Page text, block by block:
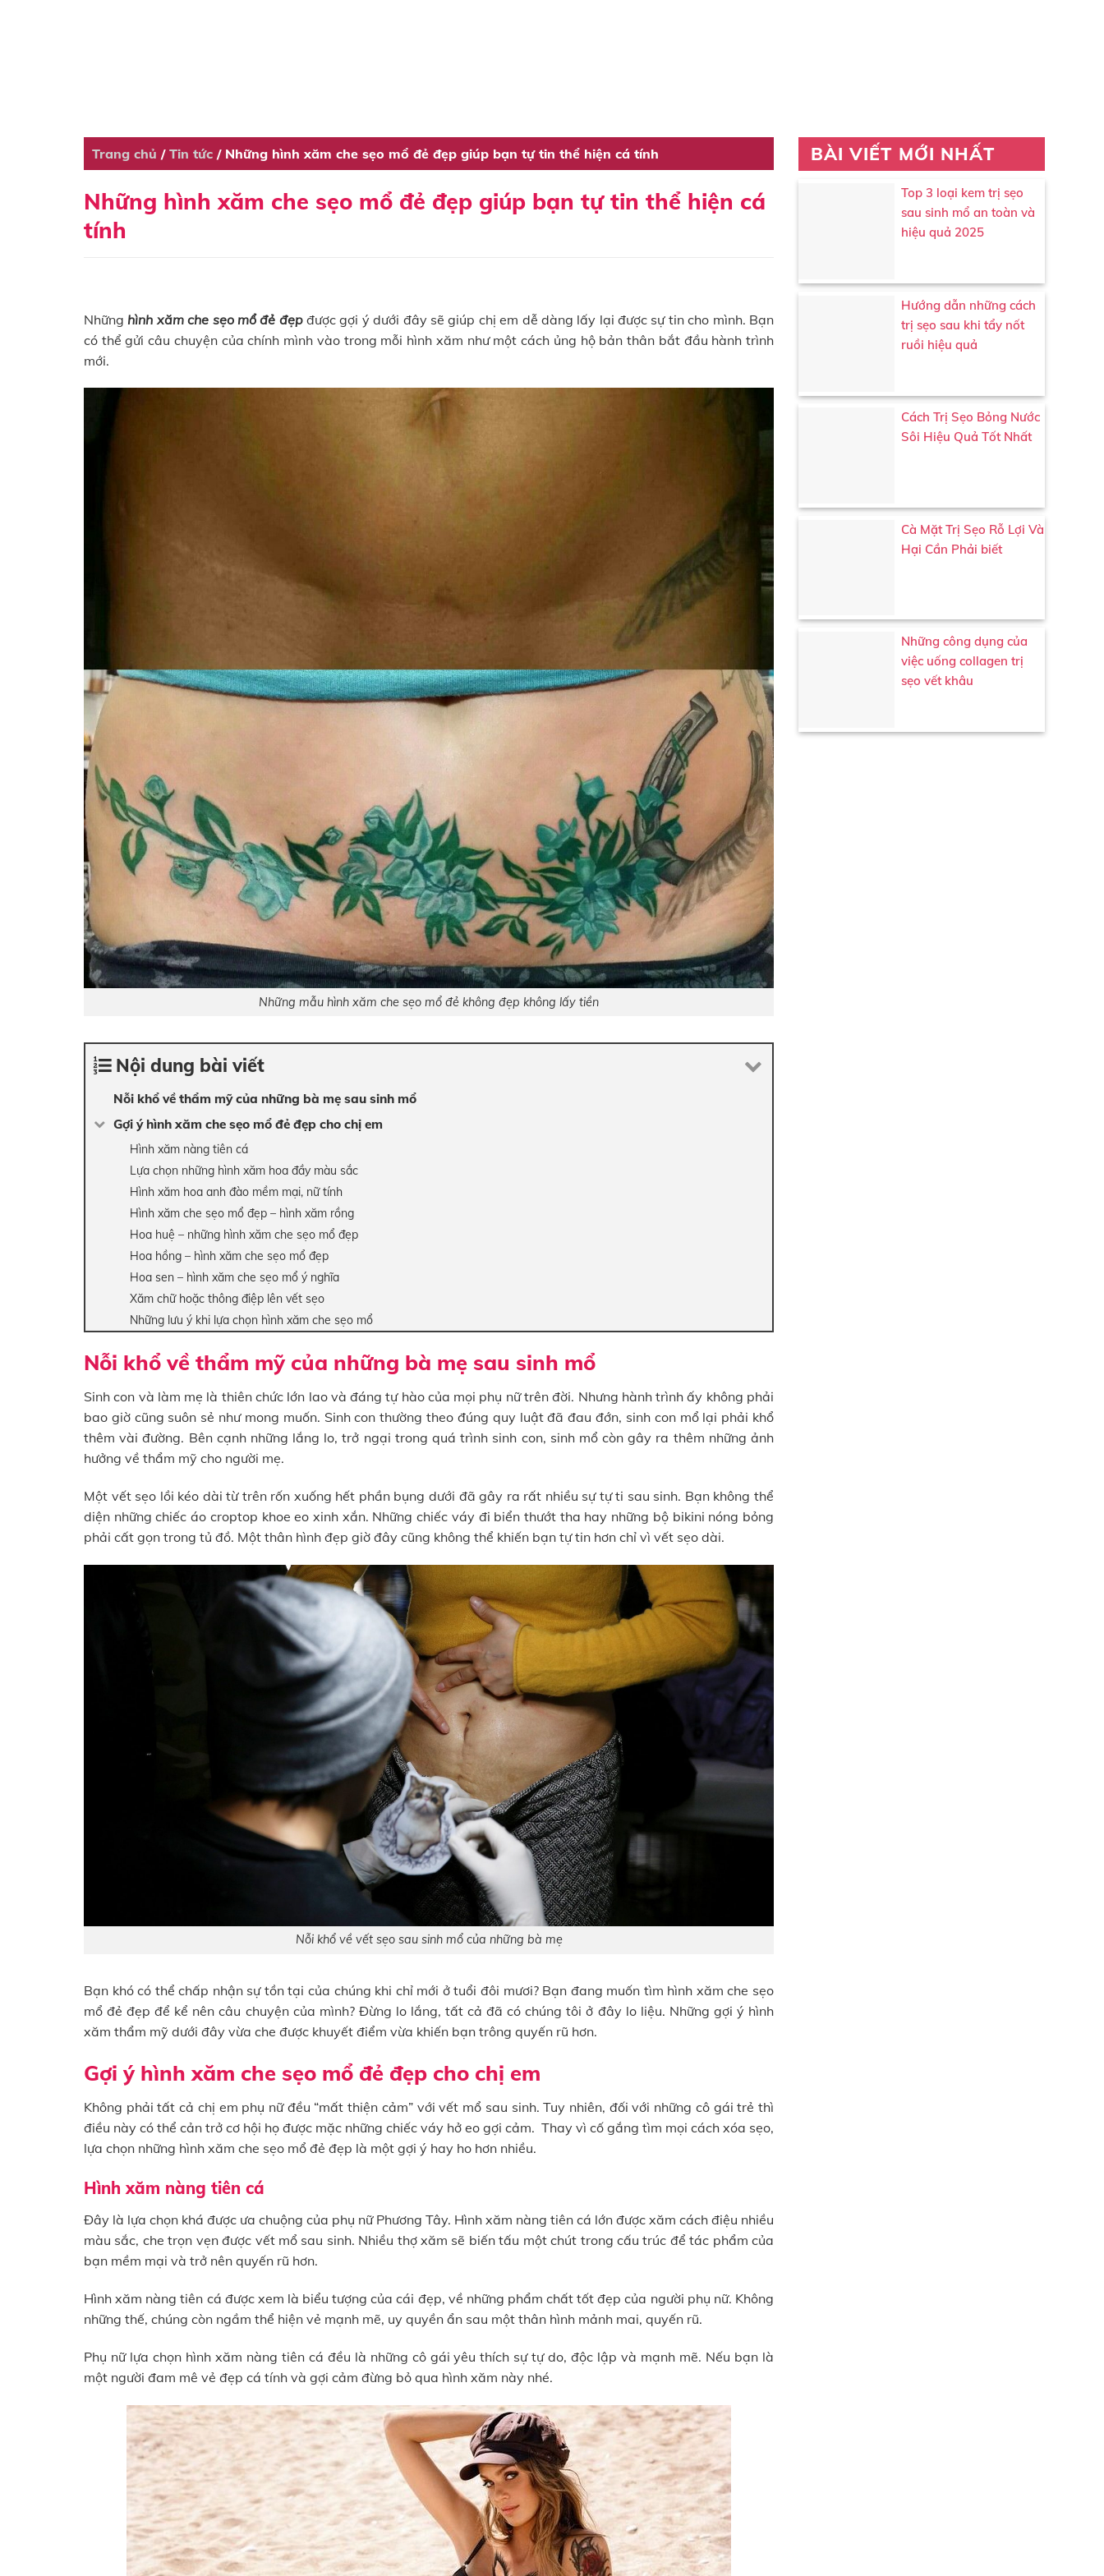
Trang chủ / Tin tức / Những hình xăm che sẹo mổ đẻ đẹp giúp bạn tự tin thể hiện cá tính
Những hình xăm che sẹo mổ đẻ đẹp giúp bạn tự tin thể hiện cá
tính
Những hình xăm che sẹo mổ đẻ đẹpđược gợi ý dưới đây sẽ giúp chị em dễ dàng lấy lại được sự tin cho mình. Bạn
có thể gửi câu chuyện của chính mình vào trong mỗi hình xăm như một cách ủng hộ bản thân bắt đầu hành trình
mới.
Những mẫu hình xăm che sẹo mổ đẻ không đẹp không lấy tiền
Nội dung bài viết
Nỗi khổ về thẩm mỹ của những bà mẹ sau sinh mổ
Gợi ý hình xăm che sẹo mổ đẻ đẹp cho chị em
Hình xăm nàng tiên cá
Lựa chọn những hình xăm hoa đầy màu sắc
Hình xăm hoa anh đào mềm mại, nữ tính
Hình xăm che sẹo mổ đẹp – hình xăm rồng
Hoa huệ – những hình xăm che sẹo mổ đẹp
Hoa hồng – hình xăm che sẹo mổ đẹp
Hoa sen – hình xăm che sẹo mổ ý nghĩa
Xăm chữ hoặc thông điệp lên vết sẹo
Những lưu ý khi lựa chọn hình xăm che sẹo mổ
Nỗi khổ về thẩm mỹ của những bà mẹ sau sinh mổ
Sinh con và làm mẹ là thiên chức lớn lao và đáng tự hào của mọi phụ nữ trên đời. Nhưng hành trình ấy không phải
bao giờ cũng suôn sẻ như mong muốn. Sinh con thường theo đúng quy luật đã đau đớn, sinh con mổ lại phải khổ
thêm vài đường. Bên cạnh những lắng lo, trở ngại trong quá trình sinh con, sinh mổ còn gây ra thêm những ảnh
hưởng về thẩm mỹ cho người mẹ.
Một vết sẹo lồi kéo dài từ trên rốn xuống hết phần bụng dưới đã gây ra rất nhiều sự tự ti sau sinh. Bạn không thể
diện những chiếc áo croptop khoe eo xinh xắn. Những chiếc váy đi biển thướt tha hay những bộ bikini nóng bỏng
phải cất gọn trong tủ đồ. Một thân hình đẹp giờ đây cũng không thể khiến bạn tự tin hơn chỉ vì vết sẹo dài.
Nỗi khổ về vết sẹo sau sinh mổ của những bà mẹ
Bạn khó có thể chấp nhận sự tồn tại của chúng khi chỉ mới ở tuổi đôi mươi? Bạn đang muốn tìm hình xăm che sẹo
mổ đẻ đẹp để kể nên câu chuyện của mình? Đừng lo lắng, tất cả đã có chúng tôi ở đây lo liệu. Những gợi ý hình
xăm thẩm mỹ dưới đây vừa che được khuyết điểm vừa khiến bạn trông quyến rũ hơn.
Gợi ý hình xăm che sẹo mổ đẻ đẹp cho chị em
Không phải tất cả chị em phụ nữ đều “mất thiện cảm” với vết mổ sau sinh. Tuy nhiên, đối với những cô gái trẻ thì
điều này có thể cản trở cơ hội họ được mặc những chiếc váy hở eo gợi cảm. Thay vì cố gắng tìm mọi cách xóa sẹo,
lựa chọn những hình xăm che sẹo mổ đẻ đẹp là một gợi ý hay ho hơn nhiều.
Hình xăm nàng tiên cá
Đây là lựa chọn khá được ưa chuộng của phụ nữ Phương Tây. Hình xăm nàng tiên cá lớn được xăm cách điệu nhiều
màu sắc, che trọn vẹn được vết mổ sau sinh. Nhiều thợ xăm sẽ biến tấu một chút trong cấu trúc để tác phẩm của
bạn mềm mại và trở nên quyến rũ hơn.
Hình xăm nàng tiên cá được xem là biểu tượng của cái đẹp, về những phẩm chất tốt đẹp của người phụ nữ. Không
những thế, chúng còn ngầm thể hiện vẻ mạnh mẽ, uy quyền ẩn sau một thân hình mảnh mai, quyến rũ.
Phụ nữ lựa chọn hình xăm nàng tiên cá đều là những cô gái yêu thích sự tự do, độc lập và mạnh mẽ. Nếu bạn là
một người đam mê vẻ đẹp cá tính và gợi cảm đừng bỏ qua hình xăm này nhé.
BÀI VIẾT MỚI NHẤT
Top 3 loại kem trị sẹo
sau sinh mổ an toàn và
hiệu quả 2025
Hướng dẫn những cách
trị sẹo sau khi tẩy nốt
ruồi hiệu quả
Cách Trị Sẹo Bỏng Nước
Sôi Hiệu Quả Tốt Nhất
Cà Mặt Trị Sẹo Rỗ Lợi Và
Hại Cần Phải biết
Những công dụng của
việc uống collagen trị
sẹo vết khâu